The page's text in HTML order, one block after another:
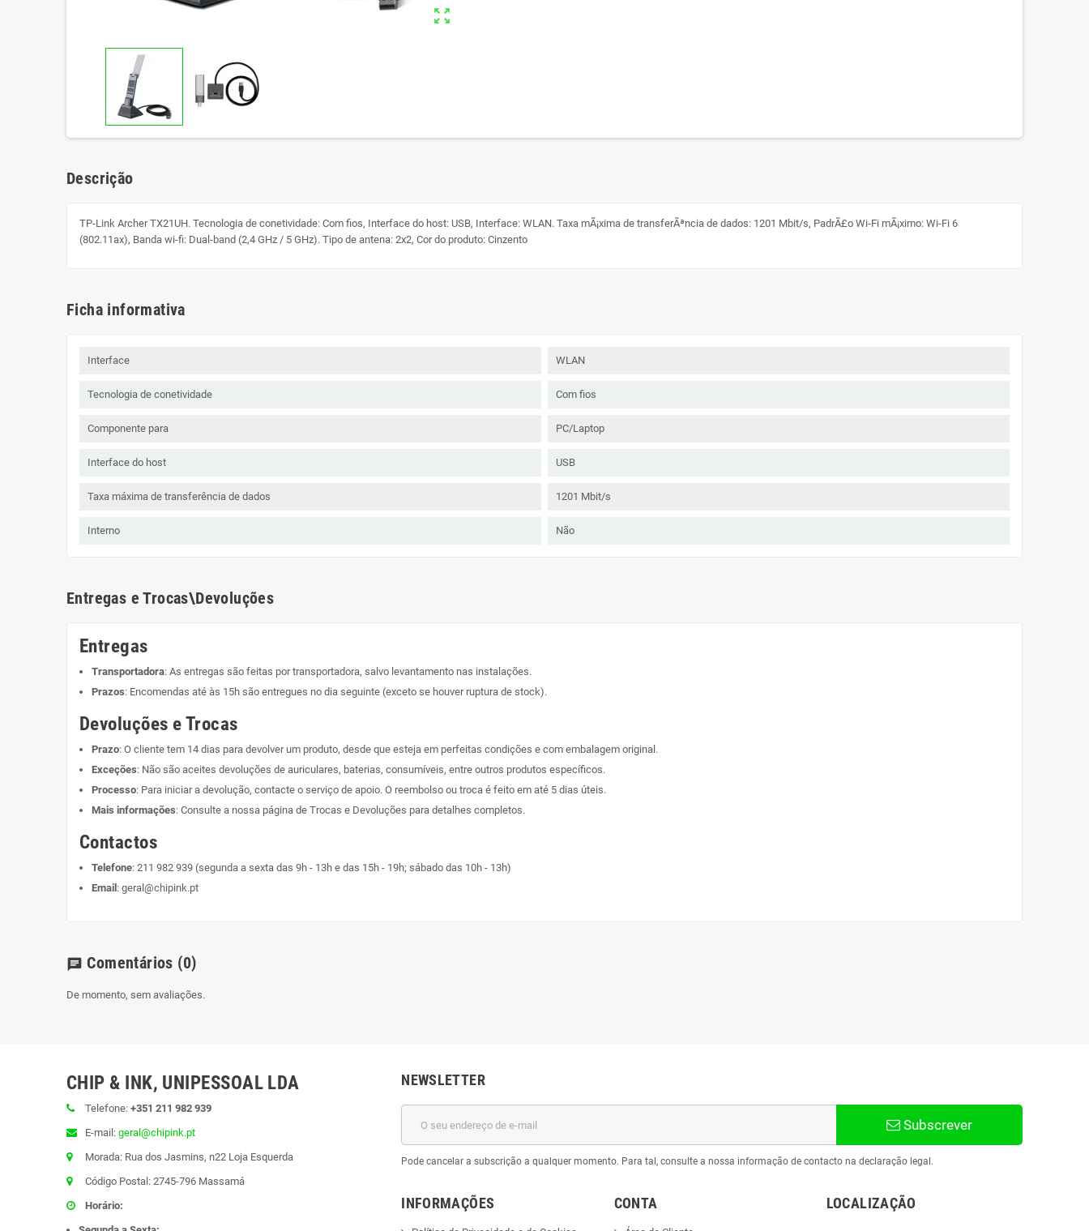
zoom_out_map
Descrição
TP-Link Archer TX21UH. Tecnologia de conetividade: Com fios, Interface do host: USB, Interface: WLAN. Taxa mÃ¡xima de transferÃªncia de dados: 1201 Mbit/s, PadrÃ£o Wi-Fi mÃ¡ximo: Wi-Fi 6
(802.11ax), Banda wi-fi: Dual-band (2,4 GHz / 5 GHz). Tipo de antena: 2x2, Cor do produto: Cinzento
Ficha informativa
Interface WLAN
Tecnologia de conetividade Com fios
Componente para PC/Laptop
Interface do host USB
Taxa máxima de transferência de dados 1201 Mbit/s
Interno Não
Entregas e Trocas\Devoluções
Entregas
Transportadora: As entregas são feitas por transportadora, salvo levantamento nas instalações.
Prazos: Encomendas até às 15h são entregues no dia seguinte (exceto se houver ruptura de stock).
Devoluções e Trocas
Prazo: O cliente tem 14 dias para devolver um produto, desde que esteja em perfeitas condições e com embalagem original.
Exceções: Não são aceites devoluções de auriculares, baterias, consumíveis, entre outros produtos específicos.
Processo: Para iniciar a devolução, contacte o serviço de apoio. O reembolso ou troca é feito em até 5 dias úteis.
Mais informações: Consulte a nossa página de Trocas e Devoluções para detalhes completos.
Contactos
Telefone: 211 982 939 (segunda a sexta das 9h - 13h e das 15h - 19h; sábado das 10h - 13h)
Email : geral@chipink.pt
chat Comentários (0)
De momento, sem avaliações.
CHIP & INK, UNIPESSOAL LDA
Telefone: +351 211 982 939
E-mail: geral@chipink.pt
Morada: Rua dos Jasmins, n22 Loja Esquerda
Código Postal: 2745-796 Massamá
Horário:
NEWSLETTER
Subscrever
Pode cancelar a subscrição a qualquer momento. Para tal, consulte a nossa informação de contacto na declaração legal.
INFORMAÇÕES CONTA LOCALIZAÇÃO